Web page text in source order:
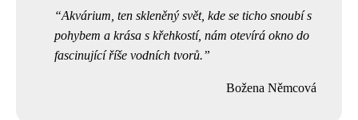
Akvárium, ten skleněný svět, kde se ticho snoubí s
pohybem a krása s křehkostí, nám otevírá okno do
fascinující říše vodních tvorů.
Božena Němcová